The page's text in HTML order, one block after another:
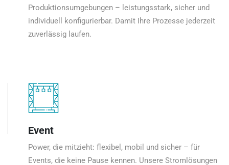
Produktionsumgebungen – leistungsstark, sicher und
individuell konfigurierbar. Damit Ihre Prozesse jederzeit
zuverlässig laufen.
Event
Power, die mitzieht: flexibel, mobil und sicher – für
Events, die keine Pause kennen. Unsere Stromlösungen